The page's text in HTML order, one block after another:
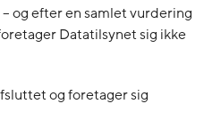
og efter en samlet vurdering
Datatilsynet sig ikke
og foretager sig